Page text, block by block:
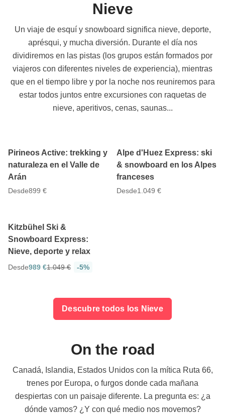
Nieve
Un viaje de esquí y snowboard significa nieve, deporte,
aprésqui, y mucha diversión. Durante el día nos
dividiremos en las pistas (los grupos están formados por
viajeros con diferentes niveles de experiencia), mientras
que en el tiempo libre y por la noche nos reuniremos para
estar todos juntos entre excursiones con raquetas de
nieve, aperitivos, cenas, saunas...
Pirineos Active: trekking y
naturaleza en el Valle de
Arán
Desde899 €
Alpe d'Huez Express: ski
& snowboard en los Alpes
franceses
Desde1.049 €
Kitzbühel Ski &
Snowboard Express:
Nieve, deporte y relax
Desde989 €1.049 € -5%
Descubre todos los Nieve
On the road
Canadá, Islandia, Estados Unidos con la mítica Ruta 66,
trenes por Europa, o furgos donde cada mañana
despiertas con un paisaje diferente. La pregunta es: ¿a
dónde vamos? ¿Y con qué medio nos movemos?